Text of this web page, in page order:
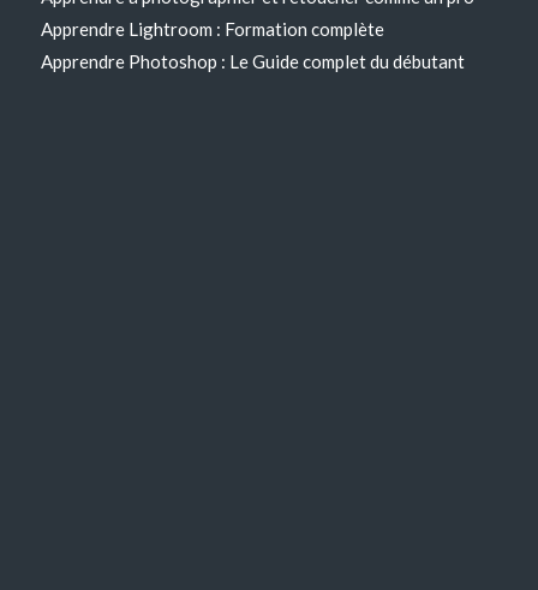
Apprendre Lightroom : Formation complète
Apprendre Photoshop : Le Guide complet du débutant